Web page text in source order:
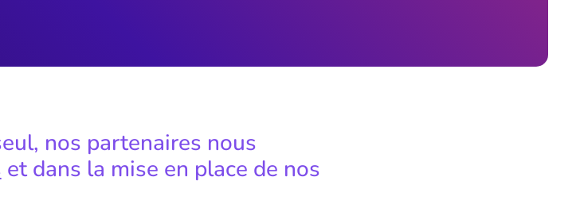
nos partenaires nous
et dans la mise en place de nos